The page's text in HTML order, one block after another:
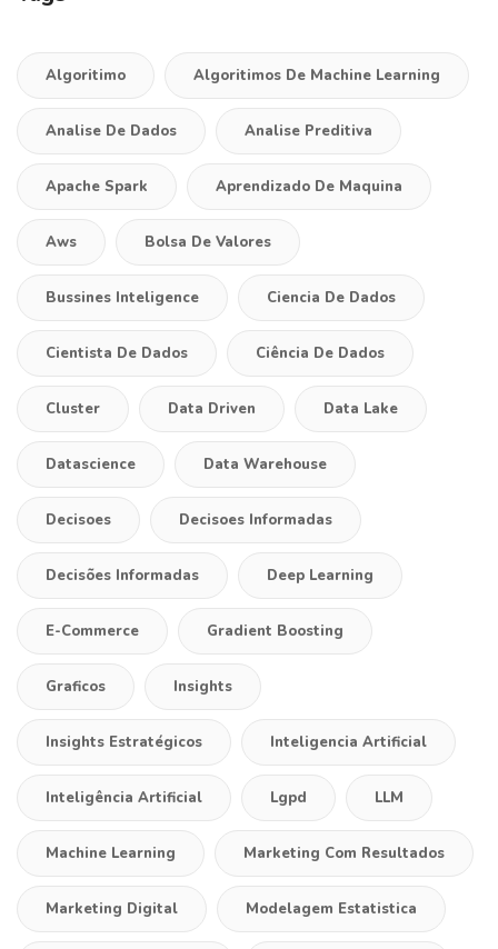
Algoritimo Algoritimos De Machine Learning
Analise De Dados Analise Preditiva
Apache Spark Aprendizado De Maquina
Aws Bolsa De Valores
Bussines Inteligence Ciencia De Dados
Cientista De Dados Ciência De Dados
Cluster Data Driven Data Lake
Datascience Data Warehouse
Decisoes Decisoes Informadas
Decisões Informadas Deep Learning
E-Commerce Gradient Boosting
Graficos Insights
Insights Estratégicos Inteligencia Artificial
Inteligência Artificial Lgpd LLM
Machine Learning Marketing Com Resultados
Marketing Digital Modelagem Estatistica